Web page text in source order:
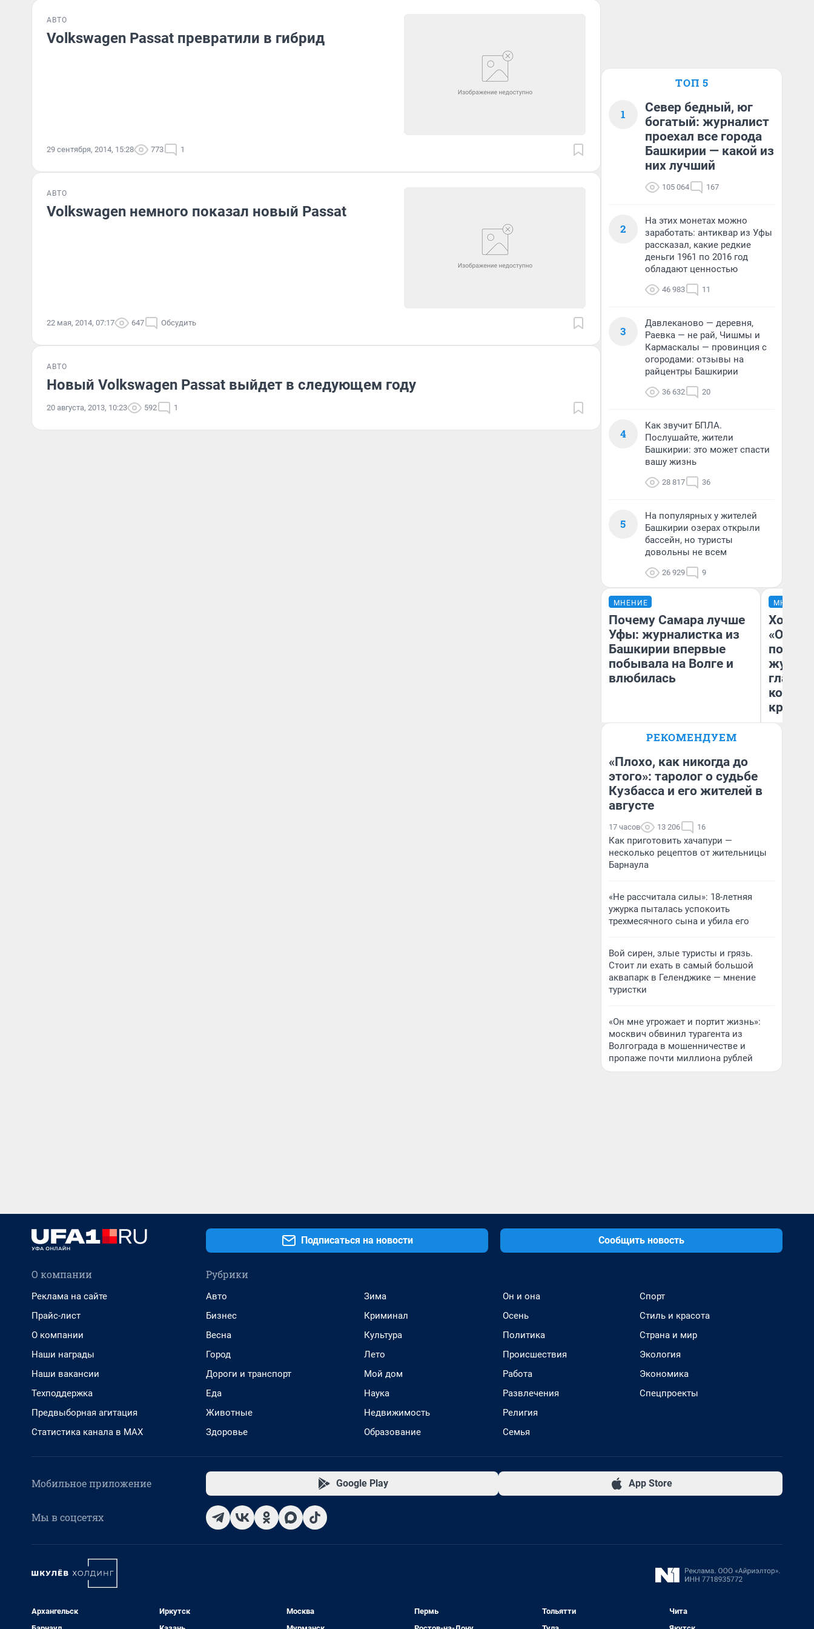
АВТО
Volkswagen Passat превратили в гибрид
29 сентября, 2014, 15:28 773 1
АВТО
Volkswagen немного показал новый Passat
22 мая, 2014, 07:17 647 Обсудить
АВТО
Новый Volkswagen Passat выйдет в следующем году
20 августа, 2013, 10:23 592 1
ТОП 5
1
Север бедный, юг
богатый: журналист
проехал все города
Башкирии — какой из
них лучший
105 064 167
2
На этих монетах можно
заработать: антиквар из Уфы
рассказал, какие редкие
деньги 1961 по 2016 год
обладают ценностью
46 983 11
3
Давлеканово — деревня,
Раевка — не рай, Чишмы и
Кармаскалы — провинция с
огородами: отзывы на
райцентры Башкирии
36 632 20
4
Как звучит БПЛА.
Послушайте, жители
Башкирии: это может спасти
вашу жизнь
28 817 36
5
На популярных у жителей
Башкирии озерах открыли
бассейн, но туристы
довольны не всем
26 929 9
МНЕНИЕ
Почему Самара лучше
Уфы: журналистка из
Башкирии впервые
побывала на Волге и
влюбилась
Назифа Нурмухаметова
МНЕНИЕ
Хоть
РЕКОМЕНДУЕМ
«Плохо, как никогда до
этого»: таролог о судьбе
Кузбасса и его жителей в
августе
17 часов 13 206 16
Как приготовить хачапури —
несколько рецептов от жительницы
Барнаула
«Не рассчитала силы»: 18-летняя
ужурка пыталась успокоить
трехмесячного сына и убила его
Вой сирен, злые туристы и грязь.
Стоит ли ехать в самый большой
аквапарк в Геленджике — мнение
туристки
«Он мне угрожает и портит жизнь»:
москвич обвинил турагента из
Волгограда в мошенничестве и
пропаже почти миллиона рублей
Подписаться на новости Сообщить новость
О компании
Реклама на сайте
Прайс-лист
О компании
Наши награды
Наши вакансии
Техподдержка
Предвыборная агитация
Статистика канала в MAX
Рубрики
Авто
Бизнес
Весна
Город
Дороги и транспорт
Еда
Животные
Здоровье
Зима
Криминал
Культура
Лето
Мой дом
Наука
Недвижимость
Образование
Он и она
Осень
Политика
Происшествия
Работа
Развлечения
Религия
Семья
Спорт
Стиль и красота
Страна и мир
Экология
Экономика
Спецпроекты
Мобильное приложение Google Play App Store
Мы в соцсетях
Архангельск
Иркутск
Москва
Пермь
Тольятти
Чита